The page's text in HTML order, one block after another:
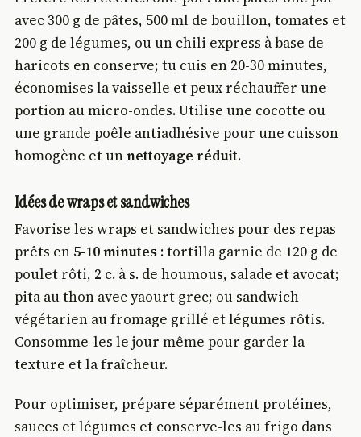
avec 300 g de pâtes, 500 ml de bouillon, tomates et
200 g de légumes, ou un chili express à base de
haricots en conserve; tu cuis en 20-30 minutes,
économises la vaisselle et peux réchauffer une
portion au micro-ondes. Utilise une cocotte ou
une grande poêle antiadhésive pour une cuisson
homogène et unnettoyage réduit.
Idées de wraps et sandwiches
Favorise les wraps et sandwiches pour des repas
prêts en 5-10 minutes : tortilla garnie de 120 g de
poulet rôti, 2 c. à s. de houmous, salade et avocat;
pita au thon avec yaourt grec; ou sandwich
végétarien au fromage grillé et légumes rôtis.
Consomme-les le jour même pour garder la
texture et la fraîcheur.
Pour optimiser, prépare séparément protéines,
sauces et légumes et conserve-les au frigo dans